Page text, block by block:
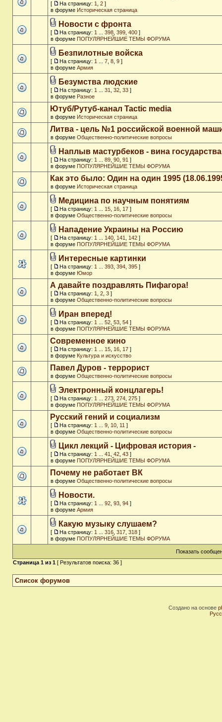
[ На страницу: 1 2 ]
в форуме Историческая страница
Новости с фронта
[ На страницу: 1 398 399 400 ]
в форуме ПОПУЛЯРНЕЙШИЕ ТЕМЫ ФОРУМА
Безпилотные войска
[ На страницу: 1 7 8 9 ]
в форуме Армия
Безумства людские
[ На страницу: 1 31 32 33 ]
в форуме Разное
Ютуб/Рутуб-канал Tactic media
в форуме Историческая страница
Литва - цель №1 российской военной
в форуме Общественно-политические вопросы
Наплыв мастурбеков - вина государства
[ На страницу: 1 89 90 91 ]
в форуме ПОПУЛЯРНЕЙШИЕ ТЕМЫ ФОРУМА
Как это было: Один на один 1995
в форуме Историческая страница
Медицина по научным понятиям
[ На страницу: 1 15 16 17 ]
в форуме Общественно-политические вопросы
Нападение Украины на Россию
[ На страницу: 1 140 141 142 ]
в форуме ПОПУЛЯРНЕЙШИЕ ТЕМЫ ФОРУМА
Интересные картинки
[ На страницу: 1 393 394 395 ]
в форуме Юмор
А давайте поздравлять Пифагора!
[ На страницу: 1 2 3 ]
в форуме Общественно-политические вопросы
Иран вперед!
[ На страницу: 1 52 53 54 ]
в форуме ПОПУЛЯРНЕЙШИЕ ТЕМЫ ФОРУМА
Современное кино
[ На страницу: 1 15 16 17 ]
в форуме Культура и искусство
Павел Дуров - террорист
в форуме Общественно-политические вопросы
Электронный концлагерь!
[ На страницу: 1 273 274 275 ]
в форуме ПОПУЛЯРНЕЙШИЕ ТЕМЫ ФОРУМА
Русский гений и социализм
[ На страницу: 1 9 10 11 ]
в форуме Общественно-политические вопросы
Цикл лекций - Цифровая история -
[ На страницу: 1 41 42 43 ]
в форуме ПОПУЛЯРНЕЙШИЕ ТЕМЫ ФОРУМА
Почему не работает ВК
в форуме Общественно-политические вопросы
Новости.
[ На страницу: 1 92 93 94 ]
в форуме Армия
Какую музыку слушаем?
[ На страницу: 1 316 317 318 ]
в форуме ПОПУЛЯРНЕЙШИЕ ТЕМЫ ФОРУМА
Показать
Страница 1 из 1 [ Результатов поиска: 36 ]
Список форумов
Создано на основе